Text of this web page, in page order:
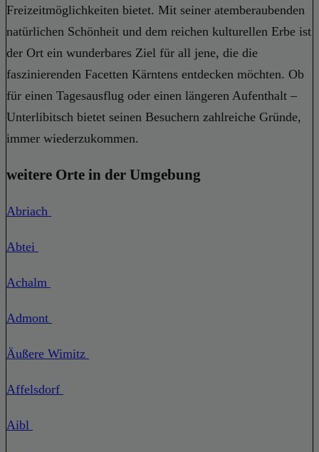
Freizeitmöglichkeiten bietet. Mit seiner atemberaubenden
natürlichen Schönheit und dem reichen kulturellen Erbe ist
der Ort ein wunderbares Ziel für all jene, die die
faszinierenden Facetten Kärntens entdecken möchten. Ob
für einen Tagesausflug oder einen längeren Aufenthalt –
Unterlibitsch bietet seinen Besuchern zahlreiche Gründe,
immer wiederzukommen.
weitere Orte in der Umgebung
Abriach
Abtei
Achalm
Admont
Äußere Wimitz
Affelsdorf
Aibl